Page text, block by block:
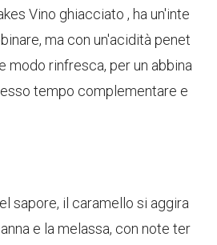
Vino ghiacciato , ha un'inte
ma con un'acidità penet
modo rinfresca, per un abbina
tempo complementare e
sapore, il caramello si aggira
e la melassa, con note ter